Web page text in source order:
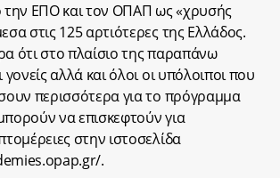
την ΕΠΟ και τον ΟΠΑΠ ως «χρυσής
στις 125 αρτιότερες της Ελλάδος.
ότι στο πλαίσιο της παραπάνω
αλλά και όλοι οι υπόλοιποι που
περισσότερα για το πρόγραμμα
να επισκεφτούν για
στην ιστοσελίδα
.